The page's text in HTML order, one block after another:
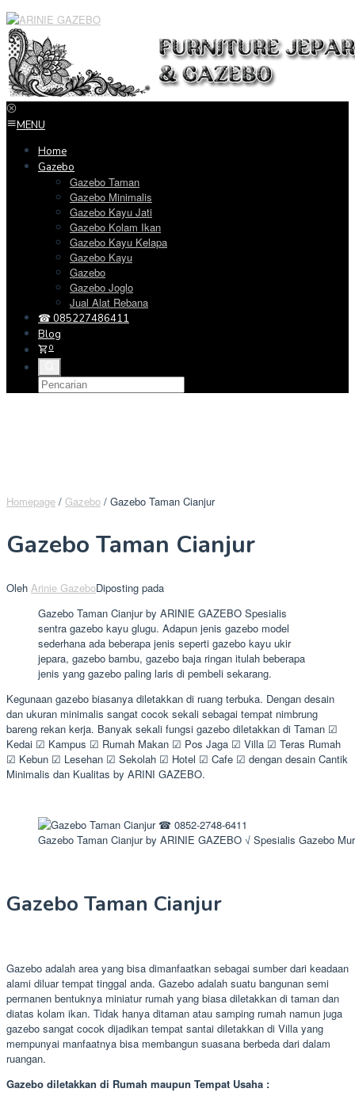
Loncat
ke
konten
MENU
Home
Gazebo
Gazebo Taman
Gazebo Minimalis
Gazebo Kayu Jati
Gazebo Kolam Ikan
Gazebo Kayu Kelapa
Gazebo Kayu
Gazebo
Gazebo Joglo
Jual Alat Rebana
☎ 085227486411
Blog
0
Homepage / Gazebo / Gazebo Taman Cianjur
Gazebo Taman Cianjur
Oleh Arinie GazeboDiposting pada
Gazebo Taman Cianjur by ARINIE GAZEBO Spesialis
sentra gazebo kayu glugu. Adapun jenis gazebo model
sederhana ada beberapa jenis seperti gazebo kayu ukir
jepara, gazebo bambu, gazebo baja ringan itulah beberapa
jenis yang gazebo paling laris di pembeli sekarang.
Kegunaan gazebo biasanya diletakkan di ruang terbuka. Dengan desain
dan ukuran minimalis sangat cocok sekali sebagai tempat nimbrung
bareng rekan kerja. Banyak sekali fungsi gazebo diletakkan di Taman ☑
Kedai ☑ Kampus ☑ Rumah Makan ☑ Pos Jaga ☑ Villa ☑ Teras Rumah
☑ Kebun ☑ Lesehan ☑ Sekolah ☑ Hotel ☑ Cafe ☑ dengan desain Cantik
Minimalis dan Kualitas by ARINI GAZEBO.
Gazebo Taman Cianjur by ARINIE GAZEBO √ Spesialis Gazebo
Gazebo Taman Cianjur
Gazebo adalah area yang bisa dimanfaatkan sebagai sumber dari keadaan
alami diluar tempat tinggal anda. Gazebo adalah suatu bangunan semi
permanen bentuknya miniatur rumah yang biasa diletakkan di taman dan
diatas kolam ikan. Tidak hanya ditaman atau samping rumah namun juga
gazebo sangat cocok dijadikan tempat santai diletakkan di Villa yang
mempunyai manfaatnya bisa membangun suasana berbeda dari dalam
ruangan.
Gazebo diletakkan di Rumah maupun Tempat Usaha :